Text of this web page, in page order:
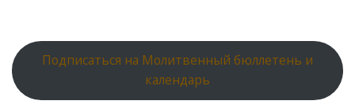
Подписаться на Молитвенный бюллетень и
календарь